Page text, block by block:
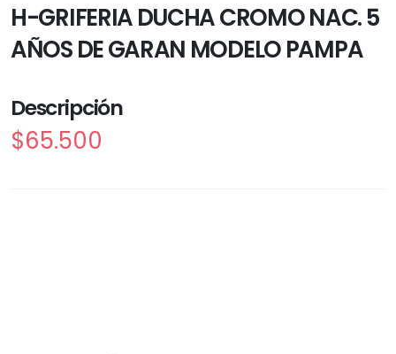
H-GRIFERIA DUCHA CROMO NAC. 5
AÑOS DE GARAN MODELO PAMPA
Descripción
$65.500